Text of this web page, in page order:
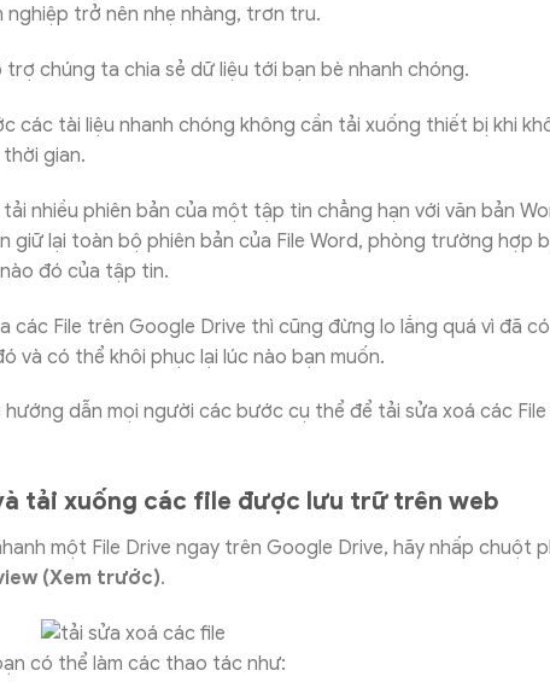
nghiệp trở nên nhẹ nhàng, trơn tru.
trợ chúng ta chia sẻ dữ liệu tới bạn bè nhanh chóng.
các tài liệu nhanh chóng không cần tải xuống thiết bị khi
gian.
nhiều phiên bản của một tập tin chẳng hạn với văn bản
giữ lại toàn bộ phiên bản của File Word, phòng trường hợp
đó của tập tin.
các File trên Google Drive thì cũng đừng lo lắng quá vì đã
và có thể khôi phục lại lúc nào bạn muốn.
hướng dẫn mọi người các bước cụ thể để tải sửa xoá các
tải xuống các file được lưu trữ trên web
một File Drive ngay trên Google Drive, hãy nhấp chuột
(Xem trước).
có thể làm các thao tác như: